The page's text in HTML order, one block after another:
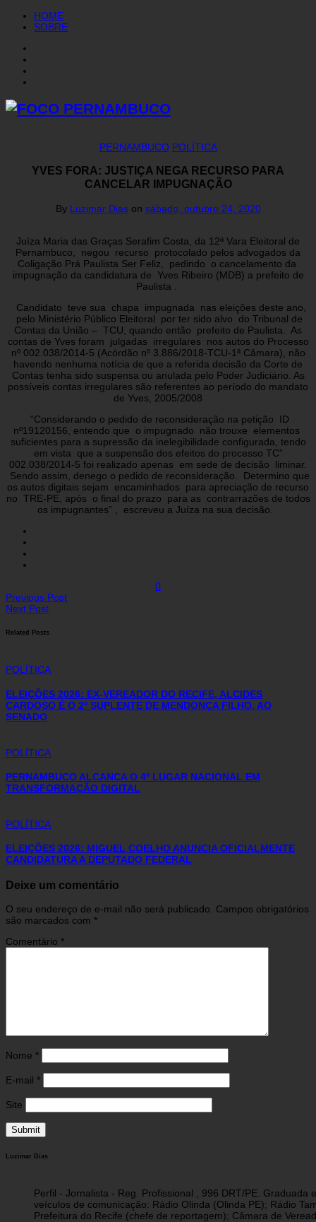
HOME
SOBRE
PERNAMBUCO POLÍTICA
YVES FORA: JUSTIÇA NEGA RECURSO PARA
CANCELAR IMPUGNAÇÃO
By Luzimar Dias on sábado, outubro 24, 2020
Juíza Maria das Graças Serafim Costa, da 12ª Vara Eleitoral de
Pernambuco, negou recurso protocolado pelos advogados da
Coligação Prá Paulista Ser Feliz, pedindo o cancelamento da
impugnação da candidatura de Yves Ribeiro (MDB) a prefeito de
Paulista .
Candidato teve sua chapa impugnada nas eleições deste ano,
pelo Ministério Público Eleitoral por ter sido alvo do Tribunal de
Contas da União – TCU, quando então prefeito de Paulista. As
contas de Yves foram julgadas irregulares nos autos do Processo
nº 002.038/2014-5 (Acórdão nº 3.886/2018-TCU-1ª Câmara), não
havendo nenhuma notícia de que a referida decisão da Corte de
Contas tenha sido suspensa ou anulada pelo Poder Judiciário. As
possíveis contas irregulares são referentes ao período do mandato
de Yves, 2005/2008
“Considerando o pedido de reconsideração na petição ID
nº19120156, entendo que o impugnado não trouxe elementos
suficientes para a supressão da inelegibilidade configurada, tendo
em vista que a suspensão dos efeitos do processo TC”
002.038/2014-5 foi realizado apenas em sede de decisão liminar.
Sendo assim, denego o pedido de reconsideração. Determino que
os autos digitais sejam encaminhados para apreciação de recurso
no TRE-PE, após o final do prazo para as contrarrazões de todos
os impugnantes” , escreveu a Juíza na sua decisão.
0
Previous Post
Next Post
Related Posts
POLÍTICA
ELEIÇÕES 2026: EX-VEREADOR DO RECIFE, ALCIDES
CARDOSO É O 2º SUPLENTE DE MENDONÇA FILHO, AO
SENADO
POLÍTICA
PERNAMBUCO ALCANÇA O 4º LUGAR NACIONAL EM
TRANSFORMAÇÃO DIGITAL
POLÍTICA
ELEIÇÕES 2026: MIGUEL COELHO ANUNCIA OFICIALMENTE
CANDIDATURA A DEPUTADO FEDERAL
Deixe um comentário
O seu endereço de e-mail não será publicado. Campos obrigatórios
são marcados com *
Comentário *
Nome *
E-mail *
Site
Luzimar Dias
Perfil - Jornalista - Reg. Profissional , 996 DRT/PE.
veículos de comunicação: Rádio Olinda (Olinda PE); Rádio
Prefeitura do Recife (chefe de reportagem); Câmara de